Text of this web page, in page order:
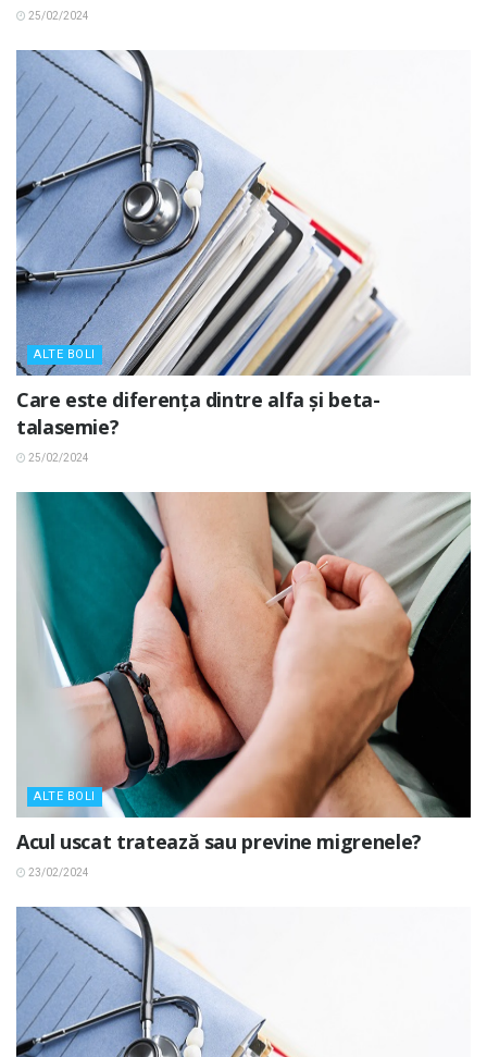
25/02/2024
ALTE BOLI
Care este diferența dintre alfa și beta-
talasemie?
25/02/2024
ALTE BOLI
Acul uscat tratează sau previne migrenele?
23/02/2024